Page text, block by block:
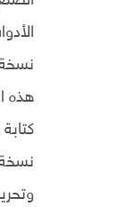
هذه